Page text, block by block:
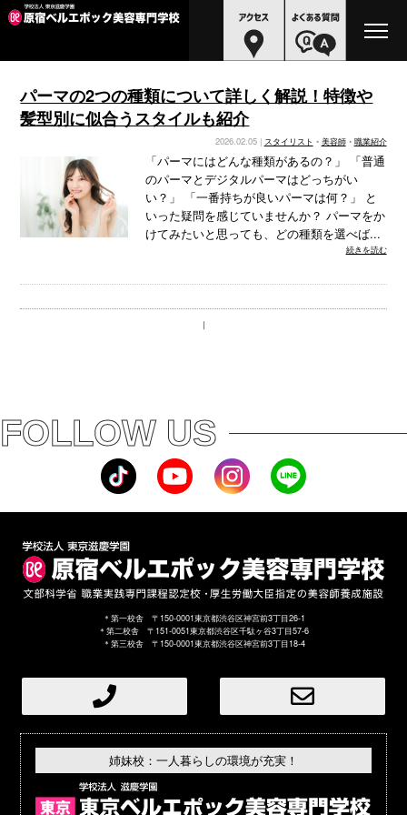
パーマの2つの種類について詳しく解説！特徴や
髪型別に似合うスタイルも紹介
2026.02.05 | スタイリスト • 美容師• 職業紹介
「パーマにはどんな種類があるの？」 「普通
のパーマとデジタルパーマはどっちがい
い？」 「一番持ちが良いパーマは何？」 と
いった疑問を感じていませんか？ パーマをか
けてみたいと思っても、どの種類を選べば...
続きを読む
｜
FOLLOW US
＊第一校舎 〒150-0001東京都渋谷区神宮前3丁目26-1
＊第二校舎 〒151-0051東京都渋谷区千駄ヶ谷3丁目57-6
＊第三校舎 〒150-0001東京都渋谷区神宮前3丁目18-4
姉妹校：一人暮らしの環境が充実！